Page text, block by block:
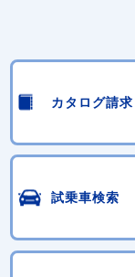
カタログ請求
試乗車検索